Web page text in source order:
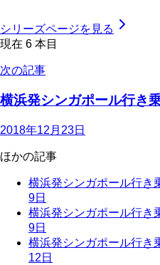
シリーズページを見る
現在 6 本目
次の記事
横浜発シンガポール行き
2018年12月23日
ほかの記事
横浜発シンガポール行き
9日
横浜発シンガポール行き
9日
横浜発シンガポール行き
12日